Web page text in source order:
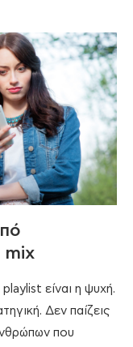
mix
είναι η ψυχή.
Δεν παίζεις
που